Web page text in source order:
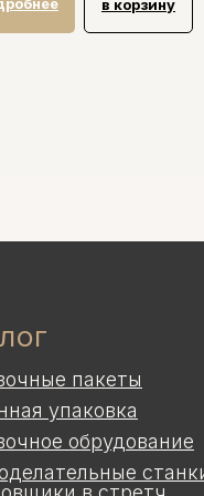
в корзину
пакеты
упаковка
обрудование